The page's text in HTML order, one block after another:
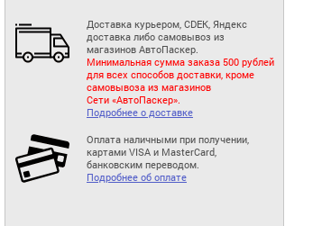
Доставка курьером, CDEK, Яндекс
доставка либо самовывоз из
магазинов АвтоПаскер.
Минимальная сумма заказа 500 рублей
для всех способов доставки, кроме
самовывоза из магазинов
Сети «АвтоПаскер».
Подробнее о доставке
Оплата наличными при получении,
картами VISA и MasterCard,
банковским переводом.
Подробнее об оплате